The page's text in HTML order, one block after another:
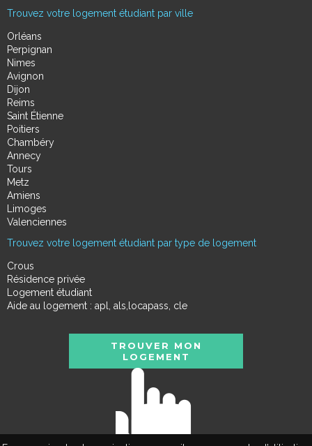
Trouvez votre logement étudiant par ville
Orléans
Perpignan
Nimes
Avignon
Dijon
Reims
Saint Étienne
Poitiers
Chambéry
Annecy
Tours
Metz
Amiens
Limoges
Valenciennes
Trouvez votre logement étudiant par type de logement
Crous
Résidence privée
Logement étudiant
Aide au logement : apl, als,locapass, cle
TROUVER MON
LOGEMENT